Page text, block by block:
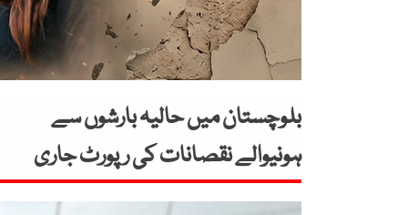
بلوچستان میں حالیہ بارشوں سے
ہونیوالے نقصانات کی رپورٹ جاری